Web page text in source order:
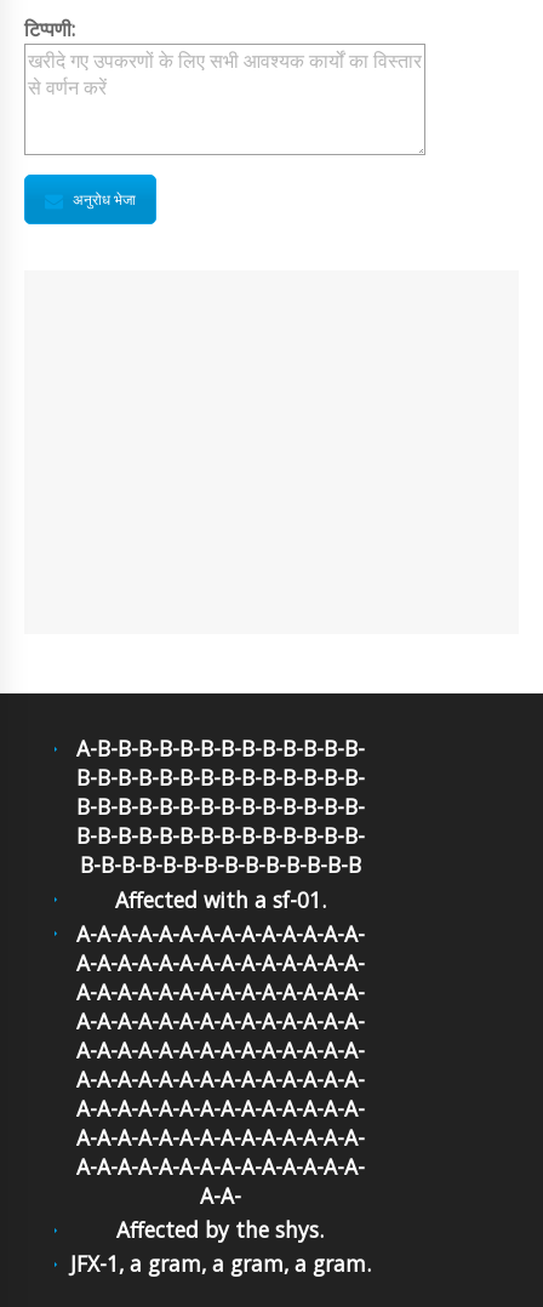
टिप्पणी:
अनुरोध भेजा
A-B-B-B-B-B-B-B-B-B-B-B-B-B-
B-B-B-B-B-B-B-B-B-B-B-B-B-B-
B-B-B-B-B-B-B-B-B-B-B-B-B-B-
B-B-B-B-B-B-B-B-B-B-B-B-B-B-
B-B-B-B-B-B-B-B-B-B-B-B-B-B
Affected with a sf-01.
A-A-A-A-A-A-A-A-A-A-A-A-A-A-
A-A-A-A-A-A-A-A-A-A-A-A-A-A-
A-A-A-A-A-A-A-A-A-A-A-A-A-A-
A-A-A-A-A-A-A-A-A-A-A-A-A-A-
A-A-A-A-A-A-A-A-A-A-A-A-A-A-
A-A-A-A-A-A-A-A-A-A-A-A-A-A-
A-A-A-A-A-A-A-A-A-A-A-A-A-A-
A-A-A-A-A-A-A-A-A-A-A-A-A-A-
A-A-A-A-A-A-A-A-A-A-A-A-A-A-
A-A-
Affected by the shys.
JFX-1, a gram, a gram, a gram.